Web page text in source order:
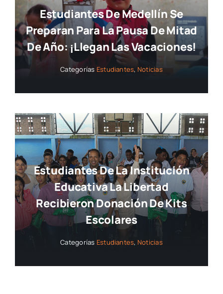
Estudiantes De Medellín Se
Preparan Para La Pausa De Mitad
De Año: ¡llegan Las Vacaciones!
Categorías Estudiantes, Noticias
Estudiantes De La Institución
Educativa La Libertad
Recibieron Donación De Kits
Escolares
Categorías Estudiantes, Noticias